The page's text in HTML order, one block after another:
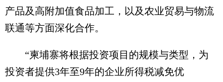
产品及高附加值食品加工，以及农业贸易与物流
联通等方面深化合作。
“柬埔寨将根据投资项目的规模与类型，为
投资者提供3年至9年的企业所得税减免优